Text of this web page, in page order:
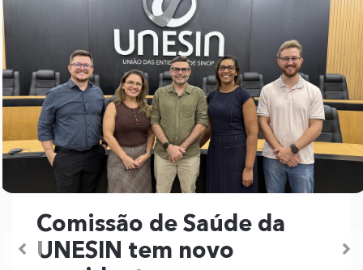
Comissão de Saúde da
UNESIN tem novo
Previous